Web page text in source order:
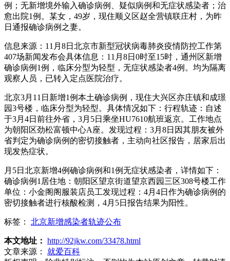
例；无新增境外输入确诊病例、疑似病例和无症状感染者；治
愈出院1例。某女，49岁，现住顺义区赵全营镇联庄村，为昨
日通报确诊病例之妻。
信息来源：11月8日北京市新型冠状病毒肺炎疫情防控工作第
407场新闻发布会具体信息：11月8日0时至15时，通州区新增
确诊病例1例，临床分型为轻型，无症状感染者4例。均为隔离
观察人员，已转入定点医院治疗。
北京3月11日新增1例本土确诊病例，现住大兴区亦庄镇和成璟
园3号楼，临床分型为轻型。具体情况如下：行程轨迹：自述
于3月4日前往外省，3月5日乘坐HU7610航班返京。工作地点
为朝阳区劲松富顿中心A座。发现过程：3月8日因其朋友被外
省判定为确诊病例的密切接触者，主动向社区报告，居家后出
现发热症状。
月5日北京新增4例确诊病例和1例无症状感染者，详情如下：
确诊病例1居住地：朝阳区望京街道望京西园三区308号楼工作
单位：小金阁阁服装店员工发现过程：4月4日作为确诊病例的
密切接触者进行核酸检测，4月5日报告结果为阳性。
标签： 北京新增感染者轨迹公布
本文地址： http://92jkw.com/33478.html
文章来源：
就爱百科